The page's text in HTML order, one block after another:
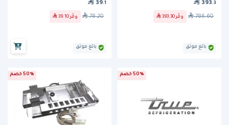
393 .3
786.60 وفّر 393.30
بائع موثق
39.1
78.20 وفّر 39.10
بائع موثق
50% خصم 50% خصم